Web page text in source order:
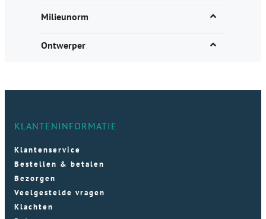
Milieunorm
Ontwerper
KLANTENINFORMATIE
Klantenservice
Bestellen & betalen
Bezorgen
Veelgestelde vragen
Klachten